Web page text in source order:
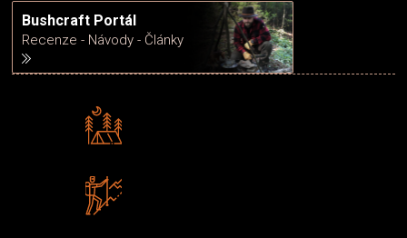
Bushcraft Portál
Recenze - Návody - Články